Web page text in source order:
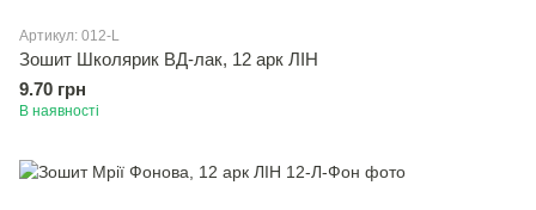
Артикул: 012-L
Зошит Школярик ВД-лак, 12 арк ЛІН
9.70 грн
В наявності